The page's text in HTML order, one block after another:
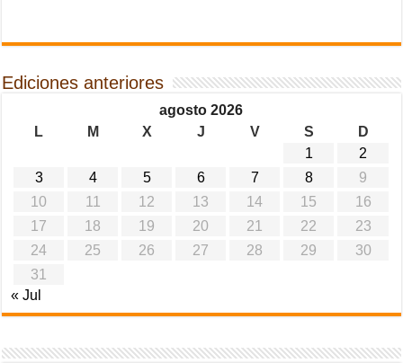
Ediciones anteriores
agosto 2026
L
M X J V S
D
1
2
3
4 5 6 7 8
9
10
11 12 13 14 15
16
17
18 19 20 21 22
23
24
25 26 27 28 29
30
31
« Jul